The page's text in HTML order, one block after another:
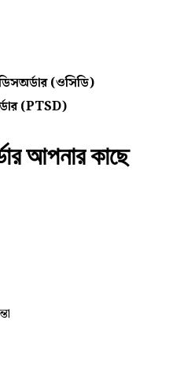
(ওসিডি)
(PTSD)
আপনার কাছে